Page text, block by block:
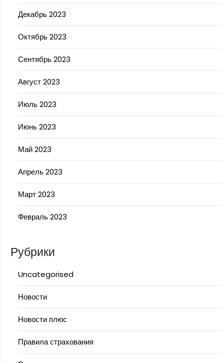
Декабрь 2023
Октябрь 2023
Сентябрь 2023
Август 2023
Июль 2023
Июнь 2023
Май 2023
Апрель 2023
Март 2023
Февраль 2023
Рубрики
Uncategorised
Новости
Новости плюс
Правила страхования